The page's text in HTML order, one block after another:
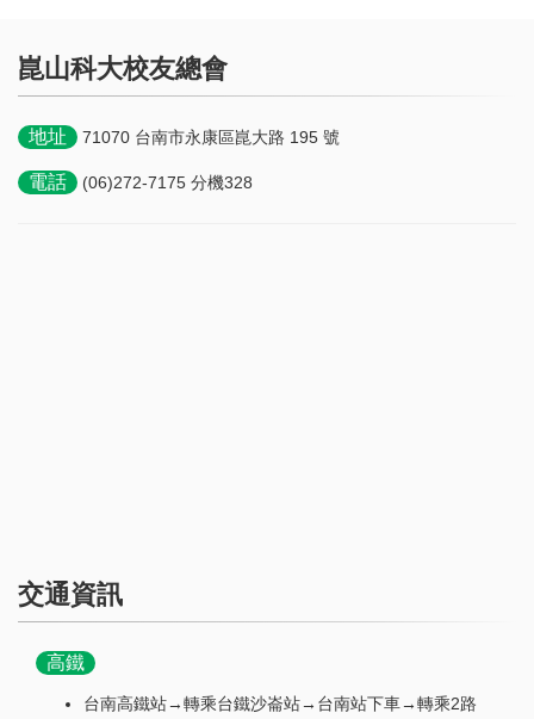
崑山科大校友總會
地址 71070 台南市永康區崑大路 195 號
電話 (06)272-7175 分機328
交通資訊
高鐵
台南高鐵站→轉乘台鐵沙崙站→台南站下車→轉乘2路